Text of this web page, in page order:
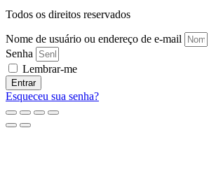
Todos os direitos reservados
Nome de usuário ou endereço de e-mail
Senha
Lembrar-me
Entrar
Esqueceu sua senha?